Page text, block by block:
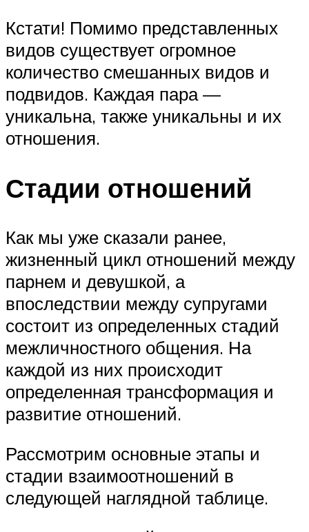
Кстати! Помимо представленных
видов существует огромное
количество смешанных видов и
подвидов. Каждая пара —
уникальна, также уникальны и их
отношения.
Стадии отношений
Как мы уже сказали ранее,
жизненный цикл отношений между
парнем и девушкой, а
впоследствии между супругами
состоит из определенных стадий
межличностного общения. На
каждой из них происходит
определенная трансформация и
развитие отношений.
Рассмотрим основные этапы и
стадии взаимоотношений в
следующей наглядной таблице.